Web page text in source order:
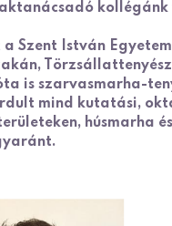
kollégánk
Szent István Egyetem
is szarvasmarha-
mind kutatási,
húsmarha